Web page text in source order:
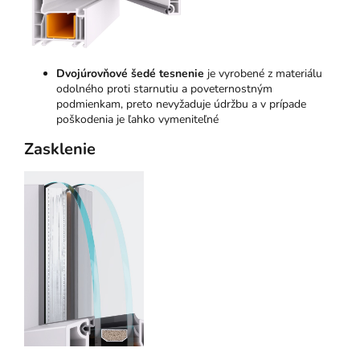
Dvojúrovňové šedé tesnenie je vyrobené z materiálu
odolného proti starnutiu a poveternostným
podmienkam, preto nevyžaduje údržbu a v prípade
poškodenia je ľahko vymeniteľné
Zasklenie